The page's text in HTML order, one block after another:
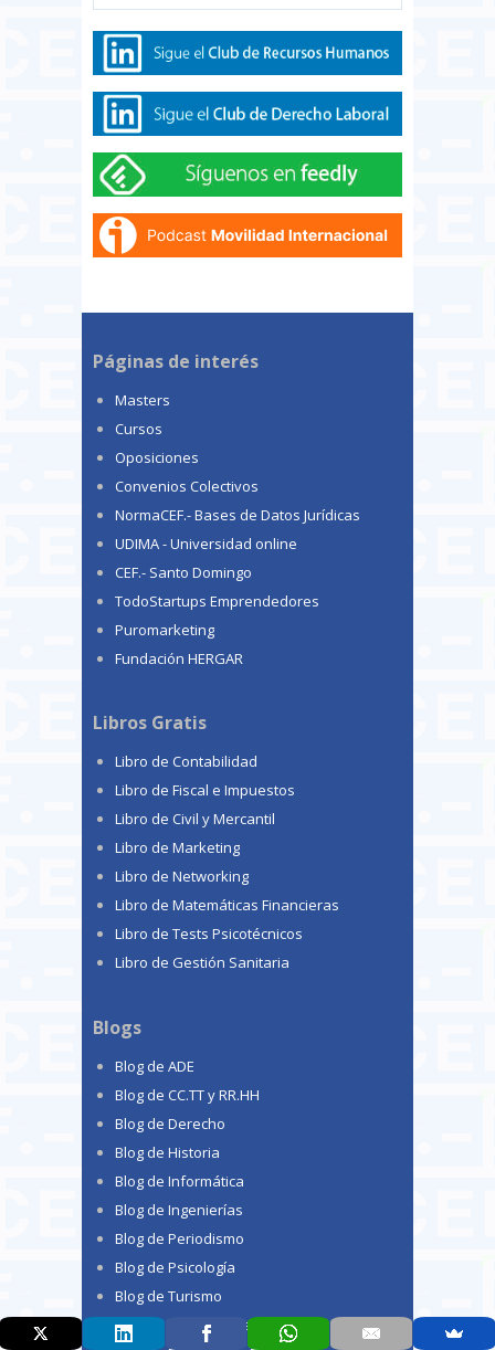
Páginas de interés
Masters
Cursos
Oposiciones
Convenios Colectivos
NormaCEF.- Bases de Datos Jurídicas
UDIMA - Universidad online
CEF.- Santo Domingo
TodoStartups Emprendedores
Puromarketing
Fundación HERGAR
Libros Gratis
Libro de Contabilidad
Libro de Fiscal e Impuestos
Libro de Civil y Mercantil
Libro de Marketing
Libro de Networking
Libro de Matemáticas Financieras
Libro de Tests Psicotécnicos
Libro de Gestión Sanitaria
Blogs
Blog de ADE
Blog de CC.TT y RR.HH
Blog de Derecho
Blog de Historia
Blog de Informática
Blog de Ingenierías
Blog de Periodismo
Blog de Psicología
Blog de Turismo
Blog de Criminología